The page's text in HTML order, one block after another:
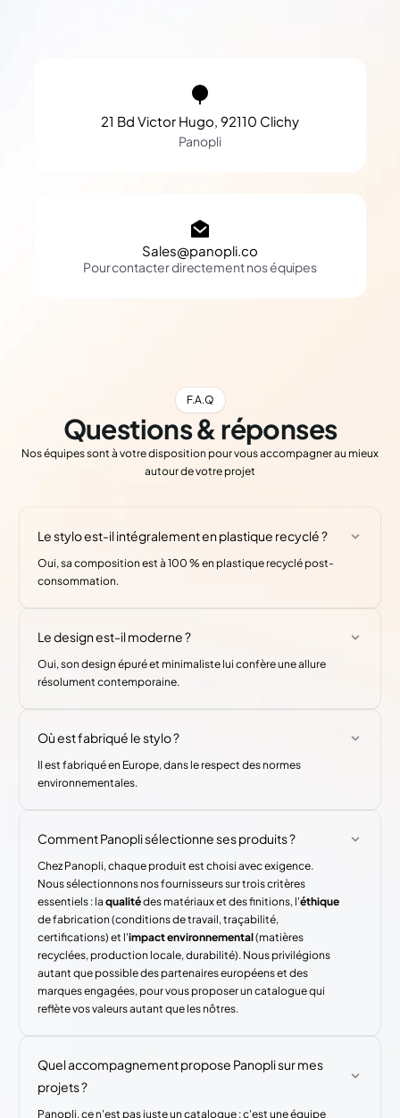
21 Bd Victor Hugo, 92110 Clichy
Panopli
Sales@panopli.co
Pour contacter directement nos équipes
F.A.Q
Questions & réponses
Nos équipes sont à votre disposition pour vous accompagner au mieux
autour de votre projet
Le stylo est-il intégralement en plastique recyclé ?
Oui, sa composition est à 100 % en plastique recyclé post-
consommation.
Le design est-il moderne ?
Oui, son design épuré et minimaliste lui confère une allure
résolument contemporaine.
Où est fabriqué le stylo ?
Il est fabriqué en Europe, dans le respect des normes
environnementales.
Comment Panopli sélectionne ses produits ?
Chez Panopli, chaque produit est choisi avec exigence.
Nous sélectionnons nos fournisseurs sur trois critères
essentiels : laqualitédes matériaux et des finitions, l'éthique
de fabrication (conditions de travail, traçabilité,
certifications) et l'impact environnemental(matières
recyclées, production locale, durabilité). Nous privilégions
autant que possible des partenaires européens et des
marques engagées, pour vous proposer un catalogue qui
reflète vos valeurs autant que les nôtres.
Quel accompagnement propose Panopli sur mes
projets ?
Panopli, ce n'est pas juste un catalogue : c'est une équipe